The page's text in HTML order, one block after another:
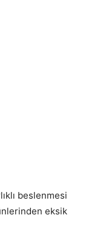
beslenmesi
eksik